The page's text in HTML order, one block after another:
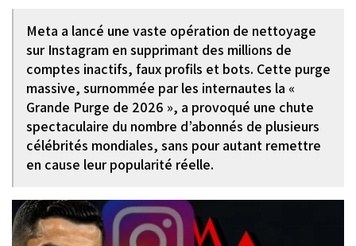
Meta a lancé une vaste opération de nettoyage
sur Instagram en supprimant des millions de
comptes inactifs, faux profils et bots. Cette purge
massive, surnommée par les internautes la «
Grande Purge de 2026 », a provoqué une chute
spectaculaire du nombre d’abonnés de plusieurs
célébrités mondiales, sans pour autant remettre
en cause leur popularité réelle.